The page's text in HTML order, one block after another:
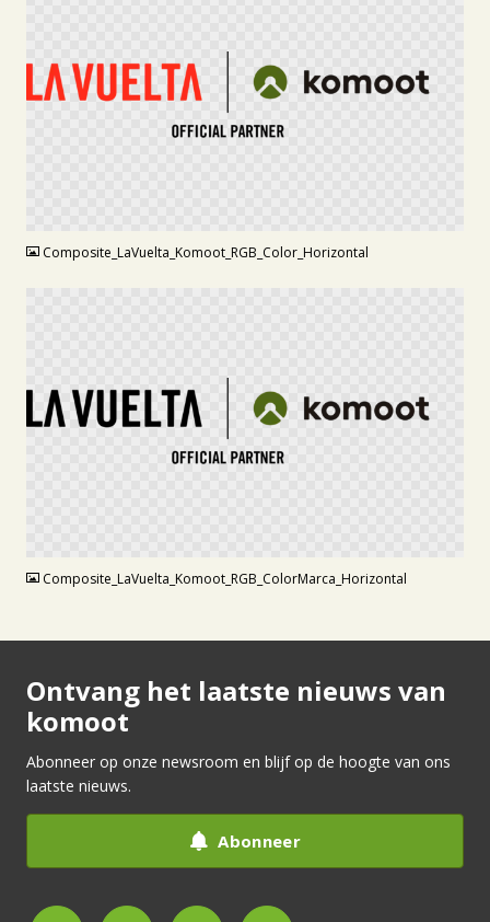
Composite_LaVuelta_Komoot_RGB_Color_Horizontal
Composite_LaVuelta_Komoot_RGB_ColorMarca_Horizontal
Ontvang het laatste nieuws van
komoot
Abonneer op onze newsroom en blijf op de hoogte van ons
laatste nieuws.
Abonneer